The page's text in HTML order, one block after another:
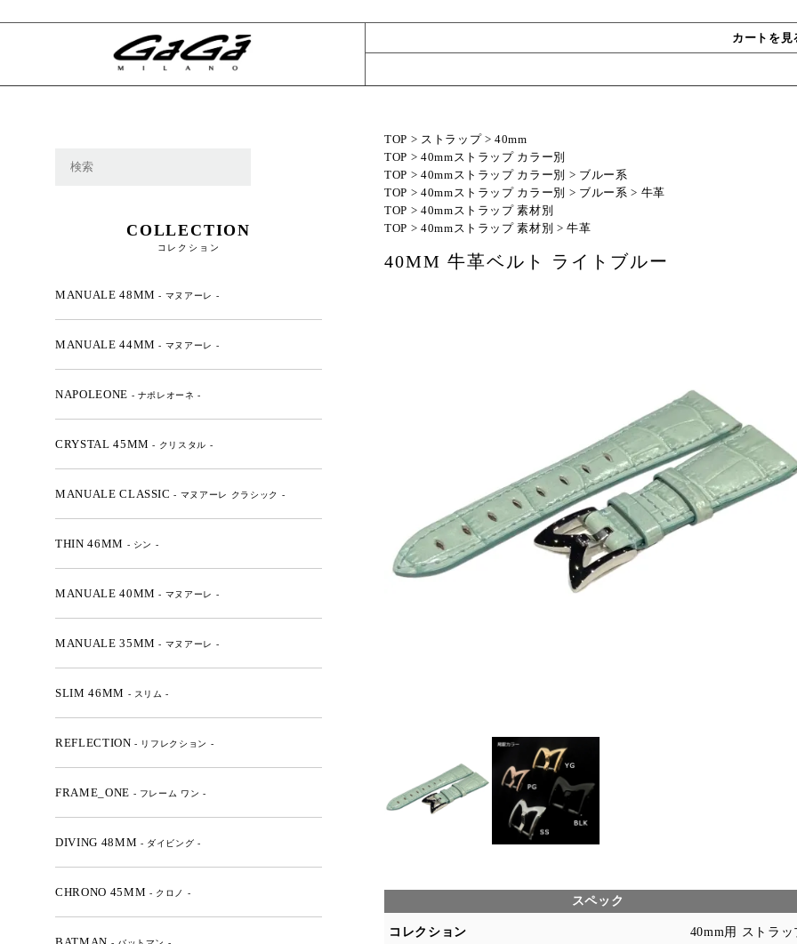
カートを見
TOP > ストラップ > 40mm
TOP > 40mmストラップ カラー別
TOP > 40mmストラップ カラー別 > ブルー系
TOP > 40mmストラップ カラー別 > ブルー系 > 牛革
TOP > 40mmストラップ 素材別
TOP > 40mmストラップ 素材別 > 牛革
40MM 牛革ベルト ライトブルー
スペック
40mm用 ストラッ
COLLECTION
コレクション
MANUALE 48MM- マヌアーレ -
MANUALE 44MM- マヌアーレ -
NAPOLEONE - ナポレオーネ -
CRYSTAL 45MM- クリスタル -
MANUALE CLASSIC- マヌアーレ クラシック -
THIN 46MM - シン -
MANUALE 40MM- マヌアーレ -
MANUALE 35MM- マヌアーレ -
SLIM 46MM - スリム -
REFLECTION- リフレクション -
FRAME_ONE - フレーム ワン -
DIVING 48MM - ダイビング -
CHRONO 45MM - クロノ -